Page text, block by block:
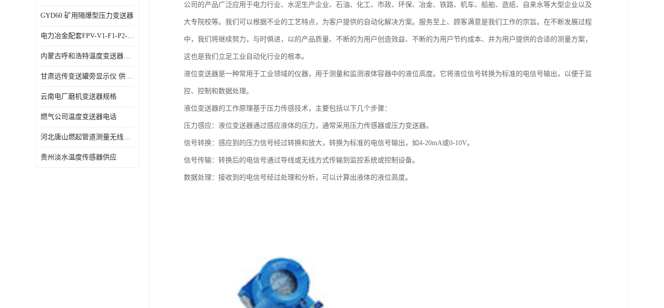
GYD60 矿用隔爆型压力变送器
电力冶金配套FPV-V1-F1-P2-03电压变送器
内蒙古呼和浩特温度变送器配套罐旁显示仪供应 性能稳定
甘肃远传变送罐旁显示仪 供应及时
云南电厂磨机变送器规格
燃气公司温度变送器电话
河北唐山燃起管道测量无线压力变送器型号 性能稳定
贵州淡水温度传感器供应
公司的产品广泛应用于电力行业、水泥生产企业、石油、化工、市政、环保、冶金、铁路、机车、船舶、造纸、自来水等大型企业以及
大专院校等。我们可以根据不业的工艺特点，为客户提供的自动化解决方案。服务至上、顾客满意是我们工作的宗旨。在不断发展过程
中，我们将继续努力，与时俱进，以的产品质量、不断的为用户创造效益、不断的为用户节约成本、并为用户提供的合适的测量方案，
这也是我们立足工业自动化行业的根本。
液位变送器是一种常用于工业领域的仪器，用于测量和监测液体容器中的液位高度。它将液位信号转换为标准的电信号输出，以便于监
控、控制和数据处理。
液位变送器的工作原理基于压力传感技术，主要包括以下几个步骤：
压力感应：液位变送器通过感应液体的压力，通常采用压力传感器或压力变送器。
信号转换：感应到的压力信号经过转换和放大，转换为标准的电信号输出，如4-20mA或0-10V。
信号传输：转换后的电信号通过导线或无线方式传输到监控系统或控制设备。
数据处理：接收到的电信号经过处理和分析，可以计算出液体的液位高度。